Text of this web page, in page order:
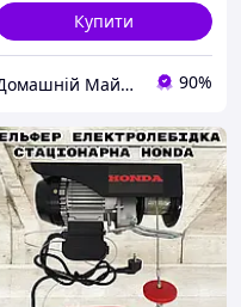
Купити
Домашній Майстер 90%